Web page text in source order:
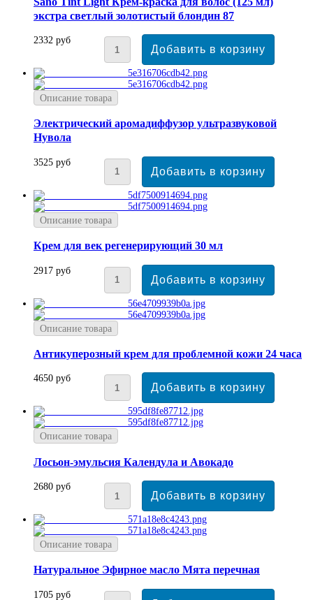
экстра светлый золотистый блондин 87
2332 руб
Описание товара
Электрический аромадиффузор ультразвуковой
Нувола
3525 руб
Описание товара
Крем для век регенерирующий 30 мл
2917 руб
Описание товара
Антикуперозный крем для проблемной кожи 24 часа
4650 руб
Описание товара
Лосьон-эмульсия Календула и Авокадо
2680 руб
Описание товара
Натуральное Эфирное масло Мята перечная
1705 руб